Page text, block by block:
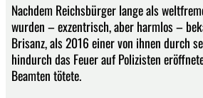
Nachdem Reichsbürger lange als
wurden – exzentrisch, aber harmlos –
Brisanz, als 2016 einer von ihnen durch
hindurch das Feuer auf Polizisten
Beamten tötete.